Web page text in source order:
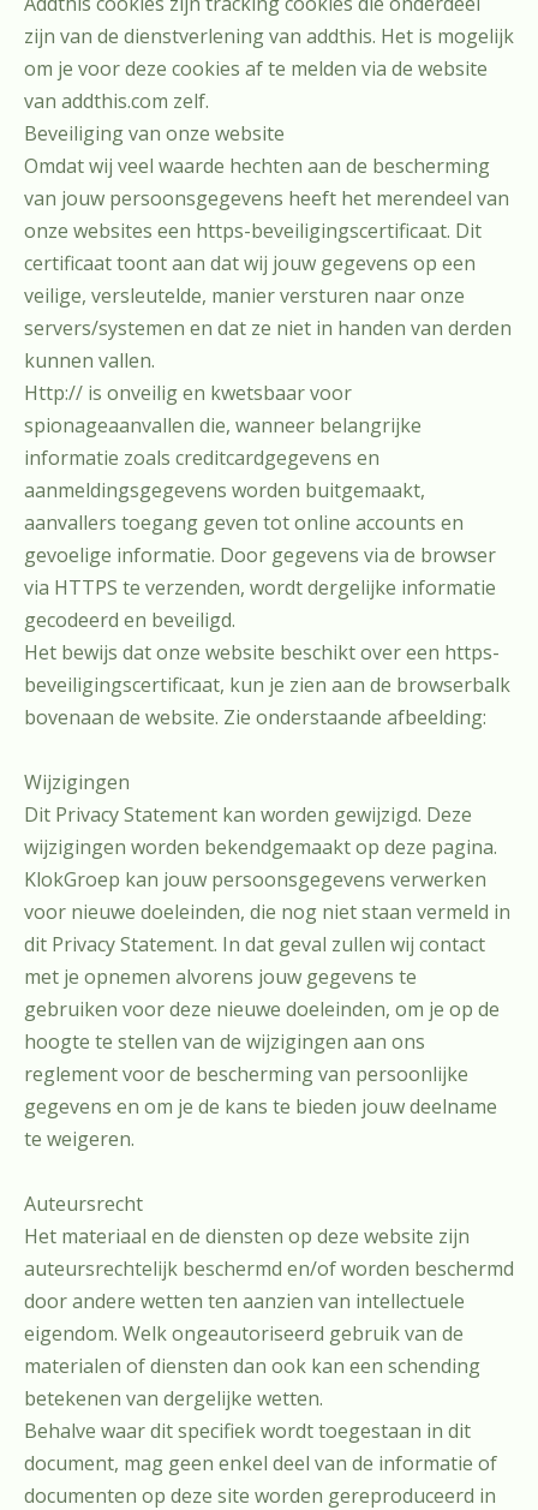
zijn van de dienstverlening van addthis. Het is mogelijk
om je voor deze cookies af te melden via de website
van addthis.com zelf.
Beveiliging van onze website
Omdat wij veel waarde hechten aan de bescherming
van jouw persoonsgegevens heeft het merendeel van
onze websites een https-beveiligingscertificaat. Dit
certificaat toont aan dat wij jouw gegevens op een
veilige, versleutelde, manier versturen naar onze
servers/systemen en dat ze niet in handen van derden
kunnen vallen.
Http:// is onveilig en kwetsbaar voor
spionageaanvallen die, wanneer belangrijke
informatie zoals creditcardgegevens en
aanmeldingsgegevens worden buitgemaakt,
aanvallers toegang geven tot online accounts en
gevoelige informatie. Door gegevens via de browser
via HTTPS te verzenden, wordt dergelijke informatie
gecodeerd en beveiligd.
Het bewijs dat onze website beschikt over een https-
beveiligingscertificaat, kun je zien aan de browserbalk
bovenaan de website. Zie onderstaande afbeelding:
Wijzigingen
Dit Privacy Statement kan worden gewijzigd. Deze
wijzigingen worden bekendgemaakt op deze pagina.
KlokGroep kan jouw persoonsgegevens verwerken
voor nieuwe doeleinden, die nog niet staan vermeld in
dit Privacy Statement. In dat geval zullen wij contact
met je opnemen alvorens jouw gegevens te
gebruiken voor deze nieuwe doeleinden, om je op de
hoogte te stellen van de wijzigingen aan ons
reglement voor de bescherming van persoonlijke
gegevens en om je de kans te bieden jouw deelname
te weigeren.
Auteursrecht
Het materiaal en de diensten op deze website zijn
auteursrechtelijk beschermd en/of worden beschermd
door andere wetten ten aanzien van intellectuele
eigendom. Welk ongeautoriseerd gebruik van de
materialen of diensten dan ook kan een schending
betekenen van dergelijke wetten.
Behalve waar dit specifiek wordt toegestaan in dit
document, mag geen enkel deel van de informatie of
documenten op deze site worden gereproduceerd in